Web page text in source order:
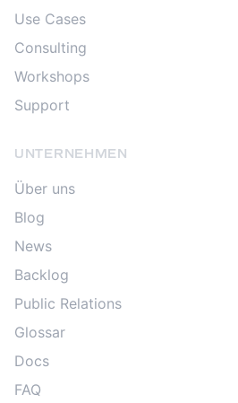
Use Cases
Consulting
Workshops
Support
UNTERNEHMEN
Über uns
Blog
News
Backlog
Public Relations
Glossar
Docs
FAQ